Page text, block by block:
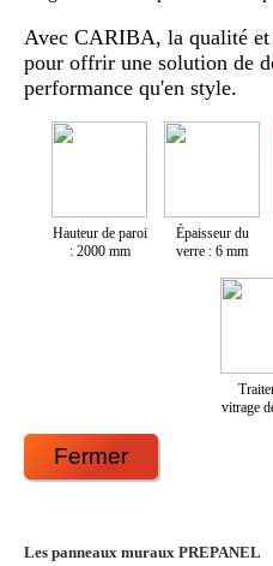
Avec CARIBA, la qualité
pour offrir une solution de
performance qu'en style.
Hauteur de paroi
: 2000 mm
Épaisseur du
verre : 6 mm
vitrage
Fermer
Les panneaux muraux PREPANEL